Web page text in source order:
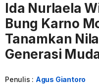
Ida Nurlaela
Bung Karno
Tanamkan
Generasi
Penulis : Agus Giantoro